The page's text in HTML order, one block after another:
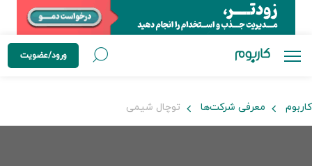
ورود/عضویت
کاربوم معرفی شرکت‌ها توچال شیمی